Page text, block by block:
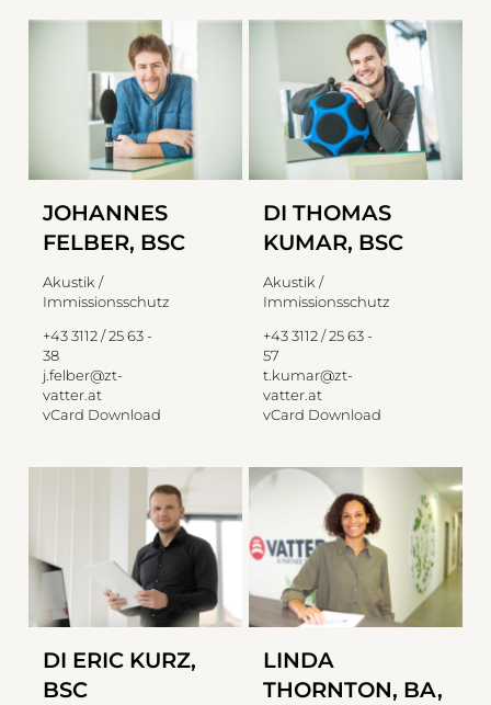
JOHANNES
FELBER, BSC
Akustik /
Immissionsschutz
+43 3112 / 25 63 -
38
j.felber@zt-
vatter.at
vCard Download
DI THOMAS
KUMAR, BSC
Akustik /
Immissionsschutz
+43 3112 / 25 63 -
57
t.kumar@zt-
vatter.at
vCard Download
DI ERIC KURZ,
BSC
LINDA
THORNTON, BA,